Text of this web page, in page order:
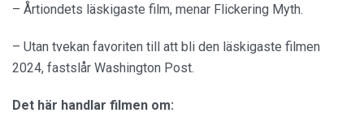
– Årtiondets läskigaste film, menar Flickering Myth.
– Utan tvekan favoriten till att bli den läskigaste filmen
2024, fastslår Washington Post.
Det här handlar filmen om: